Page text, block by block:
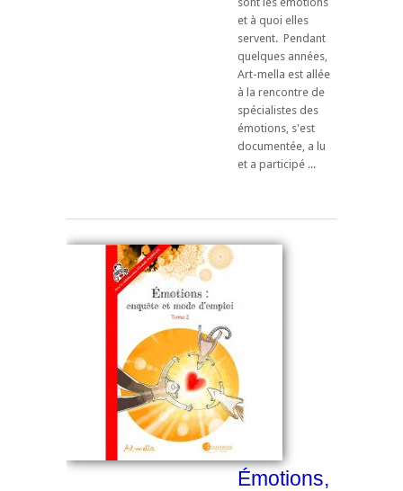
et à quoi elles
servent. Pendant
quelques années,
Art-­mella est allée
à la rencontre de
spécialistes des
émotions, s'est
documentée, a lu
et a participé ...
Émotions,